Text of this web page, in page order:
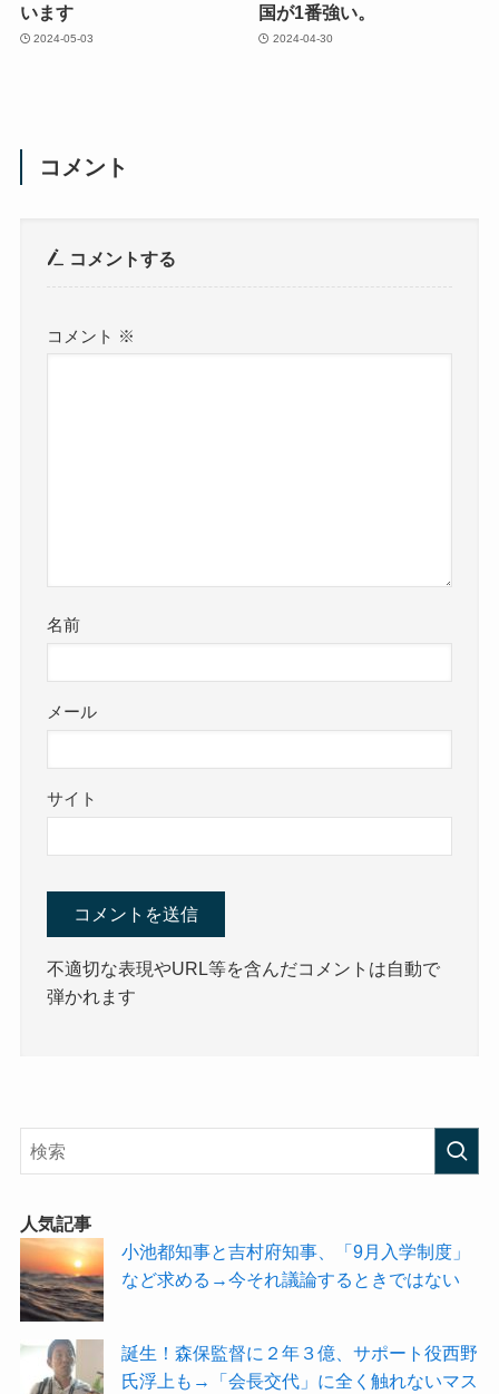
います
2024-05-03
国が1番強い。
2024-04-30
コメント
コメントする
コメント ※
名前
メール
サイト
不適切な表現やURL等を含んだコメントは自動で
弾かれます
人気記事
小池都知事と吉村府知事、「9月入学制度」
など求める→今それ議論するときではない
誕生！森保監督に２年３億、サポート役西野
氏浮上も→「会長交代」に全く触れないマス